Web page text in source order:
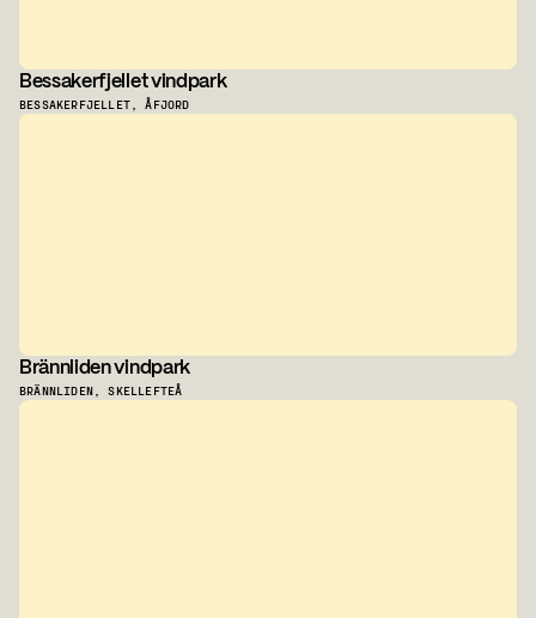
Bessakerfjellet vindpark
BESSAKERFJELLET, ÅFJORD
Brännliden vindpark
BRÄNNLIDEN, SKELLEFTEÅ